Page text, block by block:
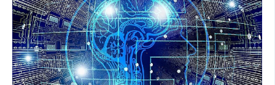
ROZHOVORY
TÉMATA
NEJČTENĚJŠÍ ZA 7 DNÍ